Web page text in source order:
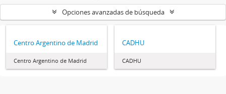
Opciones avanzadas de búsqueda
Centro Argentino de Madrid
Centro Argentino de Madrid
CADHU
CADHU